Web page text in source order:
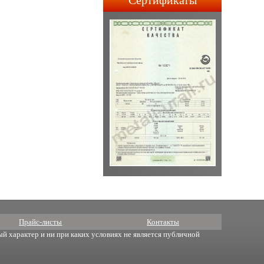
строительства АПЛ 4-го и
5-го поколений.
Прайс-листы Контакты
характер и ни при каких условиях не является публичной